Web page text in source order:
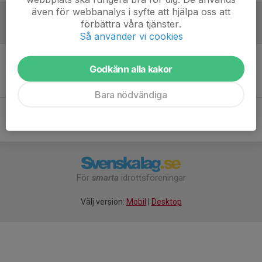
Inget referat skrivet
För smarta idrottsföreningar
Välj version: Mobil Desktop
även för webbanalys i syfte att hjälpa oss att
förbättra våra tjänster.
Så använder vi cookies
Godkänn alla kakor
Bara nödvändiga